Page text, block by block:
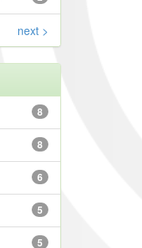
next >
8
8
6
5
5